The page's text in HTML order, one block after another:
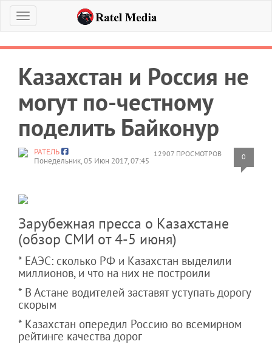
Меню
Казахстан и Россия не
могут по-честному
поделить Байконур
12907 ПРОСМОТРОВ 0
РАТЕЛЬ
Понедельник, 05 Июн 2017, 07:45
Зарубежная пресса о Казахстане
(обзор СМИ от 4-5 июня)
* ЕАЭС: сколько РФ и Казахстан выделили
миллионов, и что на них не построили
* В Астане водителей заставят уступать дорогу
скорым
* Казахстан опередил Россию во всемирном
рейтинге качества дорог